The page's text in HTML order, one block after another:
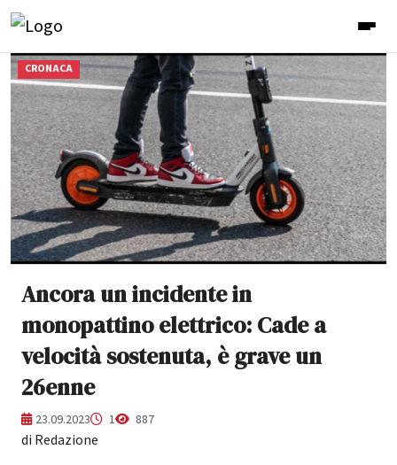
CRONACA
Ancora un incidente in
monopattino elettrico: Cade a
velocità sostenuta, è grave un
26enne
23.09.2023 1 887
di Redazione